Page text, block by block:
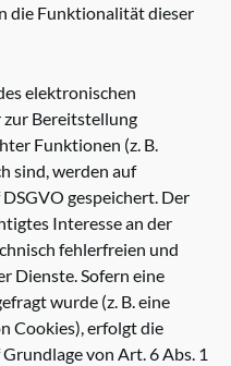
die Funktionalität dieser
elektronischen
Bereitstellung
Funktionen (z. B.
sind, werden auf
gespeichert. Der
Interesse an der
fehlerfreien und
Dienste. Sofern eine
wurde (z. B. eine
Cookies), erfolgt die
von Art. 6 Abs. 1